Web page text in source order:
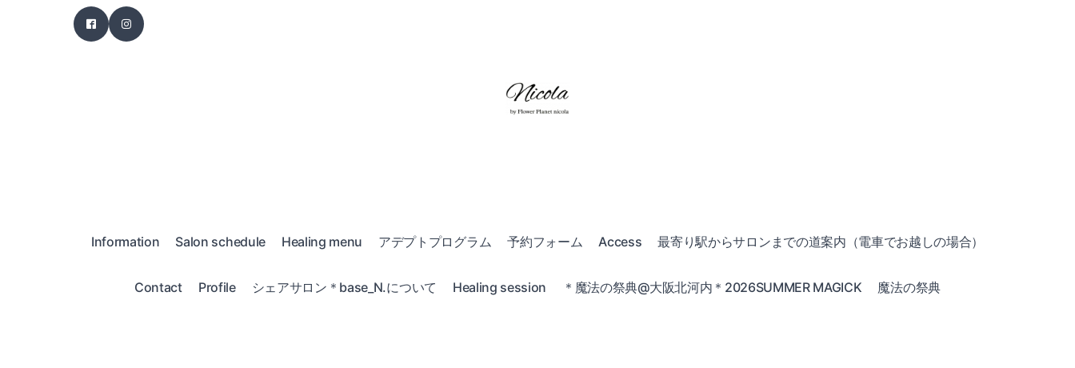
Information Salon schedule Healing menu アデプトプログラム 予約フォーム Access 最寄り駅からサロンまでの道案内（電車でお越しの場合）
Contact Profile シェアサロン＊base_N.について Healing session ＊魔法の祭典@大阪北河内＊2026SUMMER MAGICK 魔法の祭典